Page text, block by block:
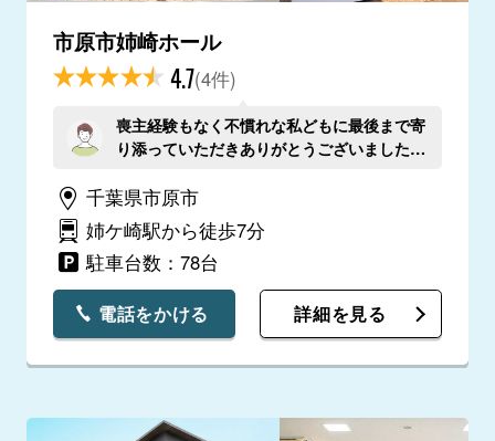
市原市姉崎ホール
4.7(4件)
喪主経験もなく不慣れな私どもに最後まで寄
り添っていただきありがとうございました。
た。
千葉県市原市
姉ケ崎駅から徒歩7分
駐車台数：78台
電話をかける 詳細を見る